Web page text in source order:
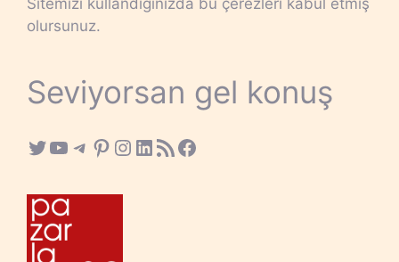
olursunuz.
Seviyorsan gel konuş
Twitter
YouTube
Telegram
Pinterest
Instagram
LinkedIn
RSS FeedFacebook